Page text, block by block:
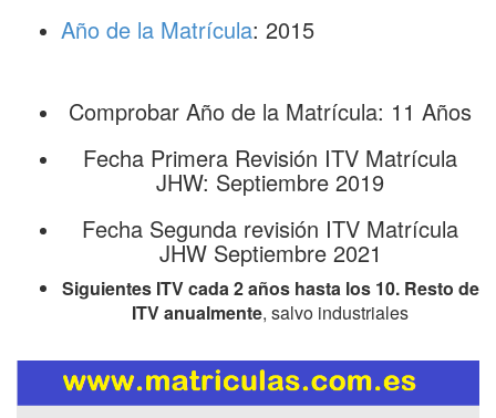
Año de la Matrícula: 2015
Comprobar Año de la Matrícula: 11 Años
Fecha Primera Revisión ITV Matrícula
JHW: Septiembre 2019
Fecha Segunda revisión ITV Matrícula
JHW Septiembre 2021
Siguientes ITV cada 2 años hasta los 10. Resto de
ITV anualmente, salvo industriales